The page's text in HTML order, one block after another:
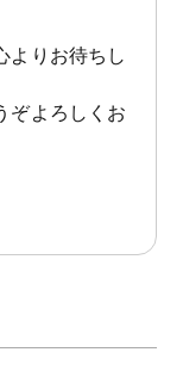
よりお待ちし
ぞよろしくお